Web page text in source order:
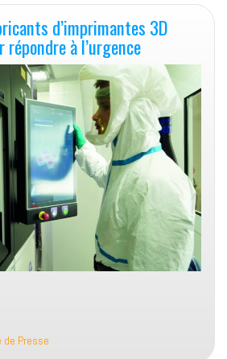
d’imprimantes 3D
répondre à l’urgence
de Presse